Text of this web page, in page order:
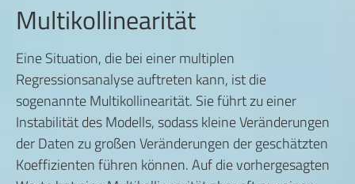
Multikollinearität
Eine Situation, die bei einer multiplen
Regressionsanalyse auftreten kann, ist die
sogenannte Multikollinearität. Sie führt zu einer
Instabilität des Modells, sodass kleine Veränderungen
der Daten zu großen Veränderungen der geschätzten
Koeffizienten führen können. Auf die vorhergesagten